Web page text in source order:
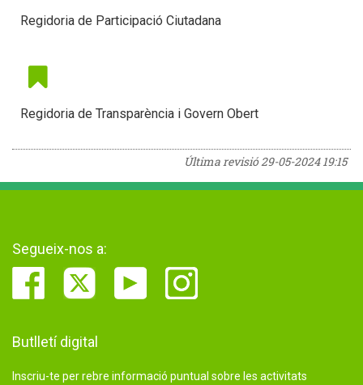
Regidoria de Participació Ciutadana
Regidoria de Transparència i Govern Obert
Última revisió29-05-2024 19:15
Segueix-nos a:
Butlletí digital
Inscriu-te per rebre informació puntual sobre les activitats